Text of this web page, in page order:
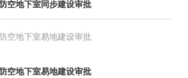
空地下室同步建设审批
空地下室易地建设审批
空地下室易地建设审批